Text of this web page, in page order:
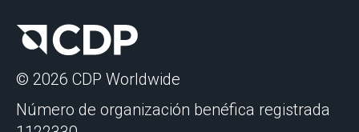
© 2026 CDP Worldwide
Número de organización benéfica registrada